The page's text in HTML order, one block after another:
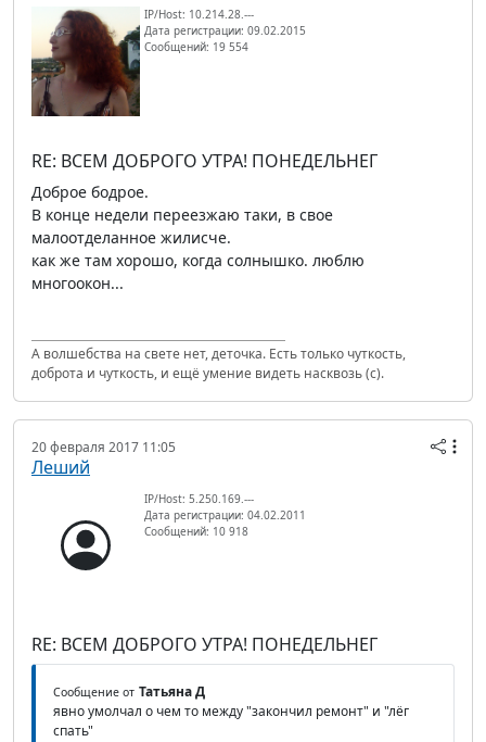
IP/Host: 10.214.28.---
Дата регистрации: 09.02.2015
Сообщений: 19 554
RE: ВСЕМ ДОБРОГО УТРА! ПОНЕДЕЛЬНЕГ
Доброе бодрое.
В конце недели переезжаю таки, в свое
малоотделанное жилисче.
как же там хорошо, когда солнышко. люблю
многоокон...
А волшебства на свете нет, деточка. Есть только чуткость,
доброта и чуткость, и ещё умение видеть насквозь (с).
20 февраля 2017 11:05
Леший
IP/Host: 5.250.169.---
Дата регистрации: 04.02.2011
Сообщений: 10 918
RE: ВСЕМ ДОБРОГО УТРА! ПОНЕДЕЛЬНЕГ
Сообщение от Татьяна Д
явно умолчал о чем то между "закончил ремонт" и "лёг
спать"